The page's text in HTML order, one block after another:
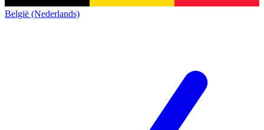
België (Nederlands)